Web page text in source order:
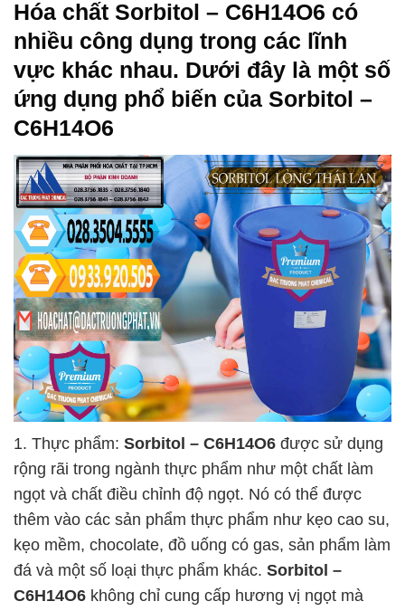
Hóa chất Sorbitol – C6H14O6 có
nhiều công dụng trong các lĩnh
vực khác nhau. Dưới đây là một số
ứng dụng phổ biến của Sorbitol –
C6H14O6
1. Thực phẩm: Sorbitol – C6H14O6 được sử dụng
rộng rãi trong ngành thực phẩm như một chất làm
ngọt và chất điều chỉnh độ ngọt. Nó có thể được
thêm vào các sản phẩm thực phẩm như kẹo cao su,
kẹo mềm, chocolate, đồ uống có gas, sản phẩm làm
đá và một số loại thực phẩm khác. Sorbitol –
C6H14O6 không chỉ cung cấp hương vị ngọt mà